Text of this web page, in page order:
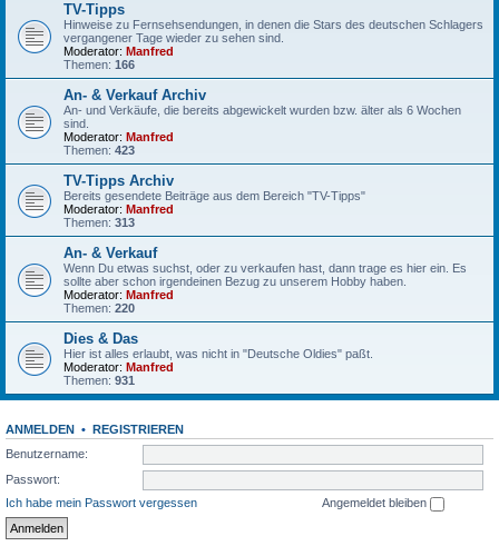
TV-Tipps
Hinweise zu Fernsehsendungen, in denen die Stars des deutschen Schlagers
vergangener Tage wieder zu sehen sind.
Moderator: Manfred
Themen: 166
An- & Verkauf Archiv
An- und Verkäufe, die bereits abgewickelt wurden bzw. älter als 6 Wochen
sind.
Moderator: Manfred
Themen: 423
TV-Tipps Archiv
Bereits gesendete Beiträge aus dem Bereich "TV-Tipps"
Moderator: Manfred
Themen: 313
An- & Verkauf
Wenn Du etwas suchst, oder zu verkaufen hast, dann trage es hier ein. Es
sollte aber schon irgendeinen Bezug zu unserem Hobby haben.
Moderator: Manfred
Themen: 220
Dies & Das
Hier ist alles erlaubt, was nicht in "Deutsche Oldies" paßt.
Moderator: Manfred
Themen: 931
ANMELDEN • REGISTRIEREN
Benutzername:
Passwort:
Ich habe mein Passwort vergessen
Angemeldet bleiben